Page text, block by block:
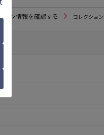
録者 コレク
ョン情報を確認する コレクショ